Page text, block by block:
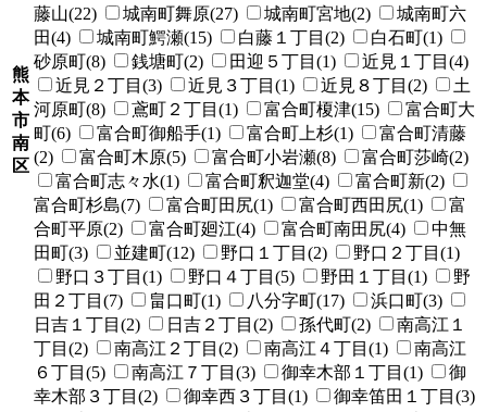
熊
本
市
南
区
藤山(22)
城南町舞原(27) 城南町宮地(2)
城南町六
田(4)
城南町鰐瀬(15) 白藤１丁目(2)
白石町(1)
砂原町(8)
銭塘町(2) 田迎５丁目(1)
近見１丁目(4)
近見２丁目(3)
近見３丁目(1) 近見８丁目(2)
土
河原町(8)
鳶町２丁目(1) 富合町榎津(15)
富合町大
町(6)
富合町御船手(1) 富合町上杉(1)
富合町清藤
(2)
富合町木原(5) 富合町小岩瀬(8)
富合町莎崎(2)
富合町志々水(1)
富合町釈迦堂(4)
富合町新(2)
富合町杉島(7)
富合町田尻(1) 富合町西田尻(1)
富
合町平原(2)
富合町廻江(4) 富合町南田尻(4)
中無
田町(3)
並建町(12) 野口１丁目(2)
野口２丁目(1)
野口３丁目(1)
野口４丁目(5) 野田１丁目(1)
野
田２丁目(7)
畠口町(1) 八分字町(17)
浜口町(3)
日吉１丁目(2)
日吉２丁目(2) 孫代町(2)
南高江１
丁目(2)
南高江２丁目(2) 南高江４丁目(1)
南高江
６丁目(5)
南高江７丁目(3) 御幸木部１丁目(1)
御
幸木部３丁目(2)
御幸西３丁目(1)
御幸笛田１丁目(3)